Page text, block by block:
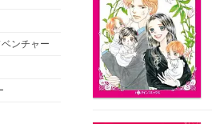
ンチャー